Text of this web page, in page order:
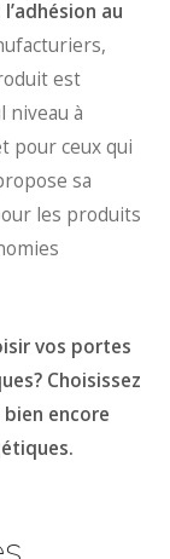
au
est
niveau à
pour ceux qui
sa
les produits
vos portes
Choisissez
encore